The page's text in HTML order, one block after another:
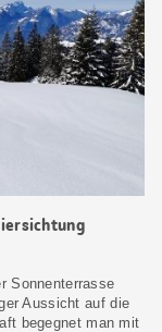
Sonnenterrasse
Aussicht auf die
begegnet man mit